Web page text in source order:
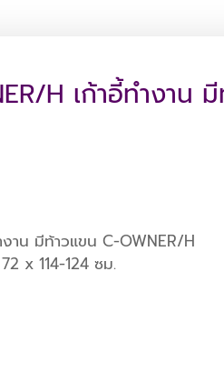
H เก้าอี้ทำงาน
งาน มีท้าวแขน C-OWNER/H
x 114-124 ซม.